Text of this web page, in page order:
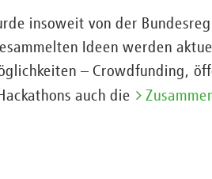
insoweit von der
Ideen werden
– Crowdfunding,
auch die